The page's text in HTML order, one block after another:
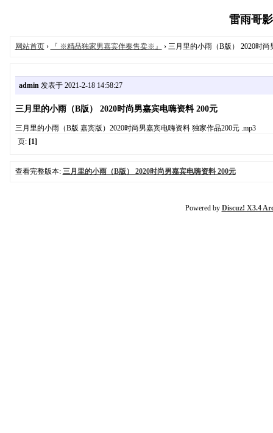
雷雨哥
网站首页› 『 ※精品独家男嘉宾伴奏售卖※』 › 三月里的小雨（B版） 2020时
admin发表于 2021-2-18 14:58:27
三月里的小雨（B版） 2020时尚男嘉宾电嗨资料 200元
三月里的小雨（B版 嘉宾版）2020时尚男嘉宾电嗨资料 独家作品200元 .mp3
页: [1]
查看完整版本: 三月里的小雨（B版） 2020时尚男嘉宾电嗨资料 200元
Powered by Discuz! X3.4